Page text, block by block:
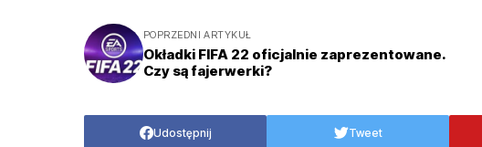
POPRZEDNI ARTYKUŁ
Okładki FIFA 22 oficjalnie zaprezentowane.
Czy są fajerwerki?
Udostępnij Tweet